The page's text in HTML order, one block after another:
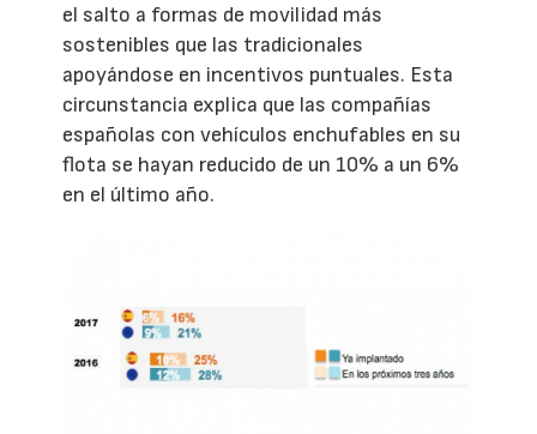
el salto a formas de movilidad más
sostenibles que las tradicionales
apoyándose en incentivos puntuales. Esta
circunstancia explica que las compañías
españolas con vehículos enchufables en su
flota se hayan reducido de un 10% a un 6%
en el último año.